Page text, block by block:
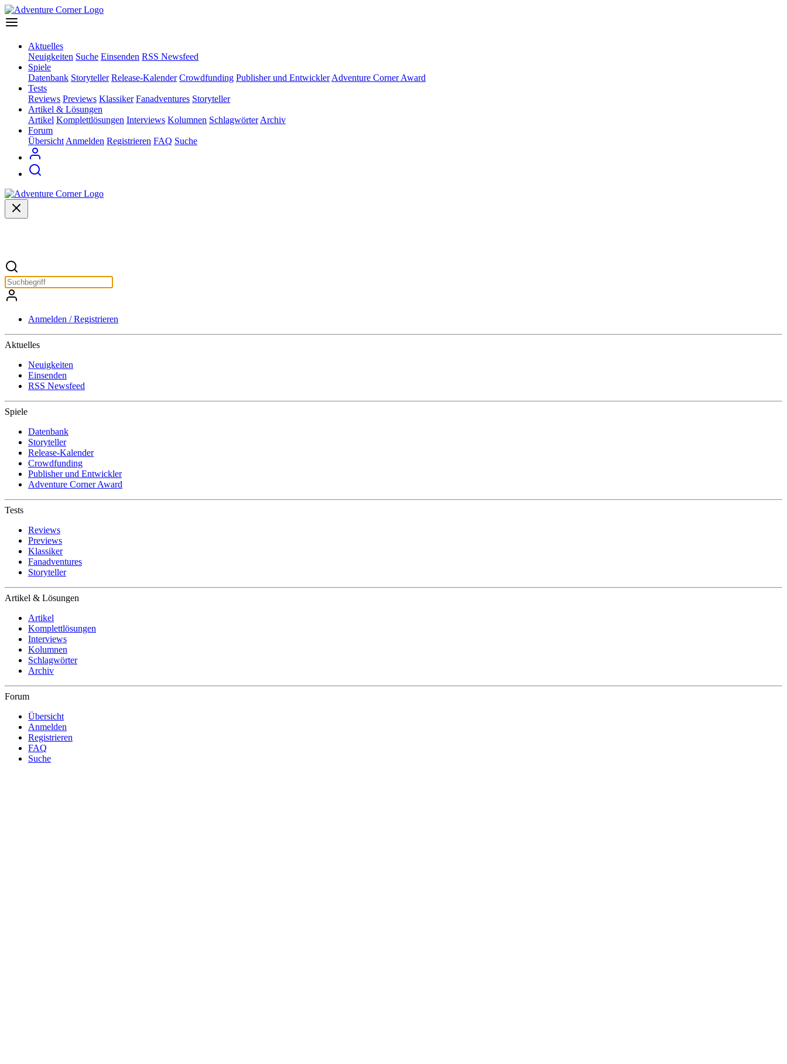
Aktuelles
Neuigkeiten Suche Einsenden RSS Newsfeed
Spiele
Datenbank Storyteller Release-Kalender Crowdfunding Publisher und Entwickler Adventure Corner Award
Tests
Reviews Previews Klassiker Fanadventures Storyteller
Artikel & Lösungen
Artikel Komplettlösungen Interviews Kolumnen Schlagwörter Archiv
Forum
Übersicht Anmelden Registrieren FAQ Suche
Anmelden / Registrieren
Aktuelles
Neuigkeiten
Einsenden
RSS Newsfeed
Spiele
Datenbank
Storyteller
Release-Kalender
Crowdfunding
Publisher und Entwickler
Adventure Corner Award
Tests
Reviews
Previews
Klassiker
Fanadventures
Storyteller
Artikel & Lösungen
Artikel
Komplettlösungen
Interviews
Kolumnen
Schlagwörter
Archiv
Forum
Übersicht
Anmelden
Registrieren
FAQ
Suche